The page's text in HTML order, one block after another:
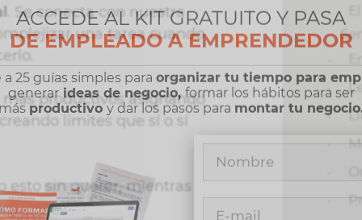
. Se conecta con nuestra
una tarea cuando
productivos asignando
límites que sí o sí
esto sin querer, mientras
ACCEDE AL KIT GRATUITO Y PASA
DE EMPLEADO A EMPRENDEDOR
a 25 guías simples paraorganizar tu tiempo para
generarideas de negocio,formar los hábitos para ser
más productivo y dar los pasos para